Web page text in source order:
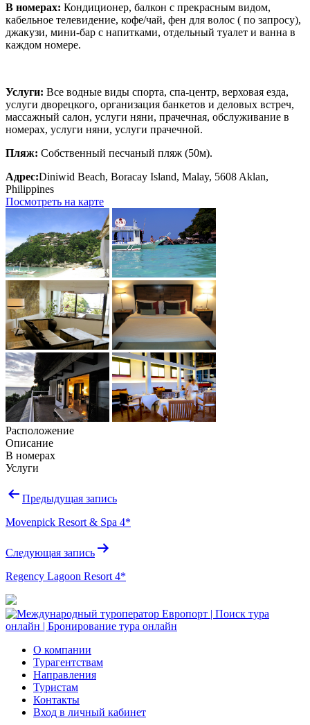
В номерах: Кондиционер, балкон с прекрасным видом,
кабельное телевидение, кофе/чай, фен для волос ( по запросу),
джакузи, мини-бар с напитками, отдельный туалет и ванна в
каждом номере.
Услуги: Все водные виды спорта, спа-центр, верховая езда,
услуги дворецкого, организация банкетов и деловых встреч,
массажный салон, услуги няни, прачечная, обслуживание в
номерах, услуги няни, услуги прачечной.
Пляж: Собственный песчаный пляж (50м).
Адрес:Diniwid Beach, Boracay Island, Malay, 5608 Aklan,
Philippines
Посмотреть на карте
Расположение
Описание
В номерах
Услуги
Навигация
записям
Предыдущая запись
Movenpick Resort & Spa 4*
Следующая запись
Regency Lagoon Resort 4*
О компании
Турагентствам
Направления
Туристам
Контакты
Вход в личный кабинет